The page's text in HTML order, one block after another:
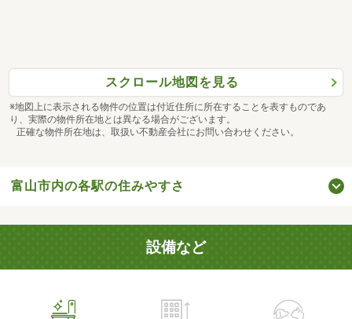
スクロール地図を見る
※地図上に表示される物件の位置は付近住所に所在することを表すものであ
り、実際の物件所在地とは異なる場合がございます。
正確な物件所在地は、取扱い不動産会社にお問い合わせください。
富山市内の各駅の住みやすさ
設備など